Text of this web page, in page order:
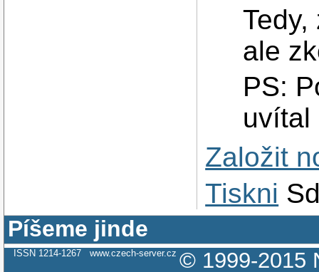
ale
PS:
uvítal
Založit
Tiskni
Píšeme jinde
ISSN 1214-1267 www.czech-server.cz © 1999-2015